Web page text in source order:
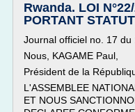
Rwanda. LOI
PORTANT
Journal officiel no. 17
Nous, KAGAME Paul,
Président de la
L'ASSEMBLEE
ET NOUS